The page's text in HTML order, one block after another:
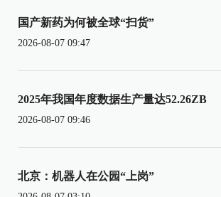
国产新药为何被全球“扫货”
2026-08-07 09:47
2025年我国年度数据生产量达52.26ZB
2026-08-07 09:46
北京：机器人在公园“上岗”